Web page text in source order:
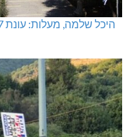
היכל שלמה, מעלות: עונת 26-27